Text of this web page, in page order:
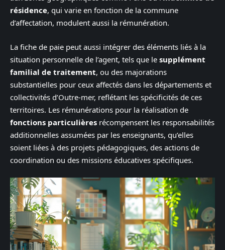
résidence, qui varie en fonction de la commune
d’affectation, modulent aussi la rémunération.
La fiche de paie peut aussi intégrer des éléments liés à la
situation personnelle de l’agent, tels que le supplément
familial de traitement, ou des majorations
substantielles pour ceux affectés dans les départements et
collectivités d’Outre-mer, reflétant les spécificités de ces
territoires. Les rémunérations pour la réalisation de
fonctions particulières récompensent les responsabilités
additionnelles assumées par les enseignants, qu’elles
soient liées à des projets pédagogiques, des actions de
coordination ou des missions éducatives spécifiques.